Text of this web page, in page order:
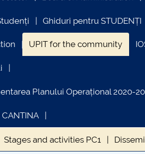
Ghiduri pentru STUDENȚI
UPIT for the community
Planului Operațional 2020-
CANTINA
Stages and activities PC1